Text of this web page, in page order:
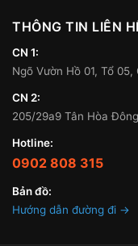
THÔNG TIN LIÊN
CN 1:
Ngõ Vườn Hồ 01, Tổ
CN 2:
205/29a9 Tân Hòa
Hotline:
0902 808 315
Bản đồ:
Hướng dẫn đường đi →